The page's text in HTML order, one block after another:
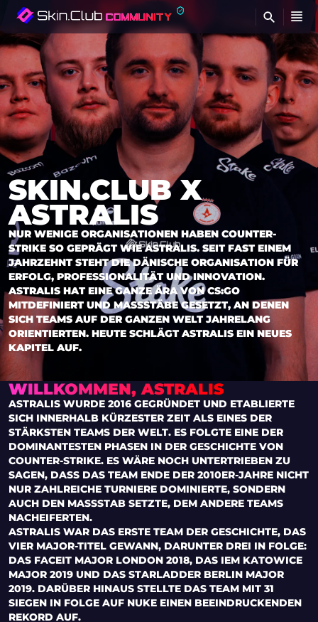
SKIN.CLUB X
ASTRALIS
NUR WENIGE ORGANISATIONEN HABEN COUNTER-
STRIKE SO GEPRÄGT WIE ASTRALIS. SEIT FAST EINEM
JAHRZEHNT STEHT DIE DÄNISCHE ORGANISATION FÜR
ERFOLG, PROFESSIONALITÄT UND INNOVATION.
ASTRALIS HAT EINE GANZE ÄRA VON CS:GO
MITDEFINIERT UND MASSSTÄBE GESETZT, AN DENEN S
ICH TEAMS AUF DER GANZEN WELT JAHRELANG O
RIENTIERTEN. HEUTE SCHLÄGT ASTRALIS EIN NEUES K
APITEL AUF.
WILLKOMMEN, ASTRALIS
ASTRALIS WURDE 2016 GEGRÜNDET UND ETABLIERTE
SICH INNERHALB KÜRZESTER ZEIT ALS EINES DER
STÄRKSTEN TEAMS DER WELT. ES FOLGTE EINE DER
DOMINANTESTEN PHASEN IN DER GESCHICHTE VON
COUNTER-STRIKE. ES WÄRE NOCH UNTERTRIEBEN ZU
SAGEN, DASS DAS TEAM ENDE DER 2010ER-JAHRE NICHT
NUR ZAHLREICHE TURNIERE DOMINIERTE, SONDERN
AUCH DEN MASSSTAB SETZTE, DEM ANDERE TEAMS N
ACHEIFERTEN.
ASTRALIS WAR DAS ERSTE TEAM DER GESCHICHTE, DAS
VIER MAJOR-TITEL GEWANN, DARUNTER DREI IN FOLGE:
DAS FACEIT MAJOR LONDON 2018, DAS IEM KATOWICE
MAJOR 2019 UND DAS STARLADDER BERLIN MAJOR
2019. DARÜBER HINAUS STELLTE DAS TEAM MIT 31
SIEGEN IN FOLGE AUF NUKE EINEN BEEINDRUCKENDEN
REKORD AUF.